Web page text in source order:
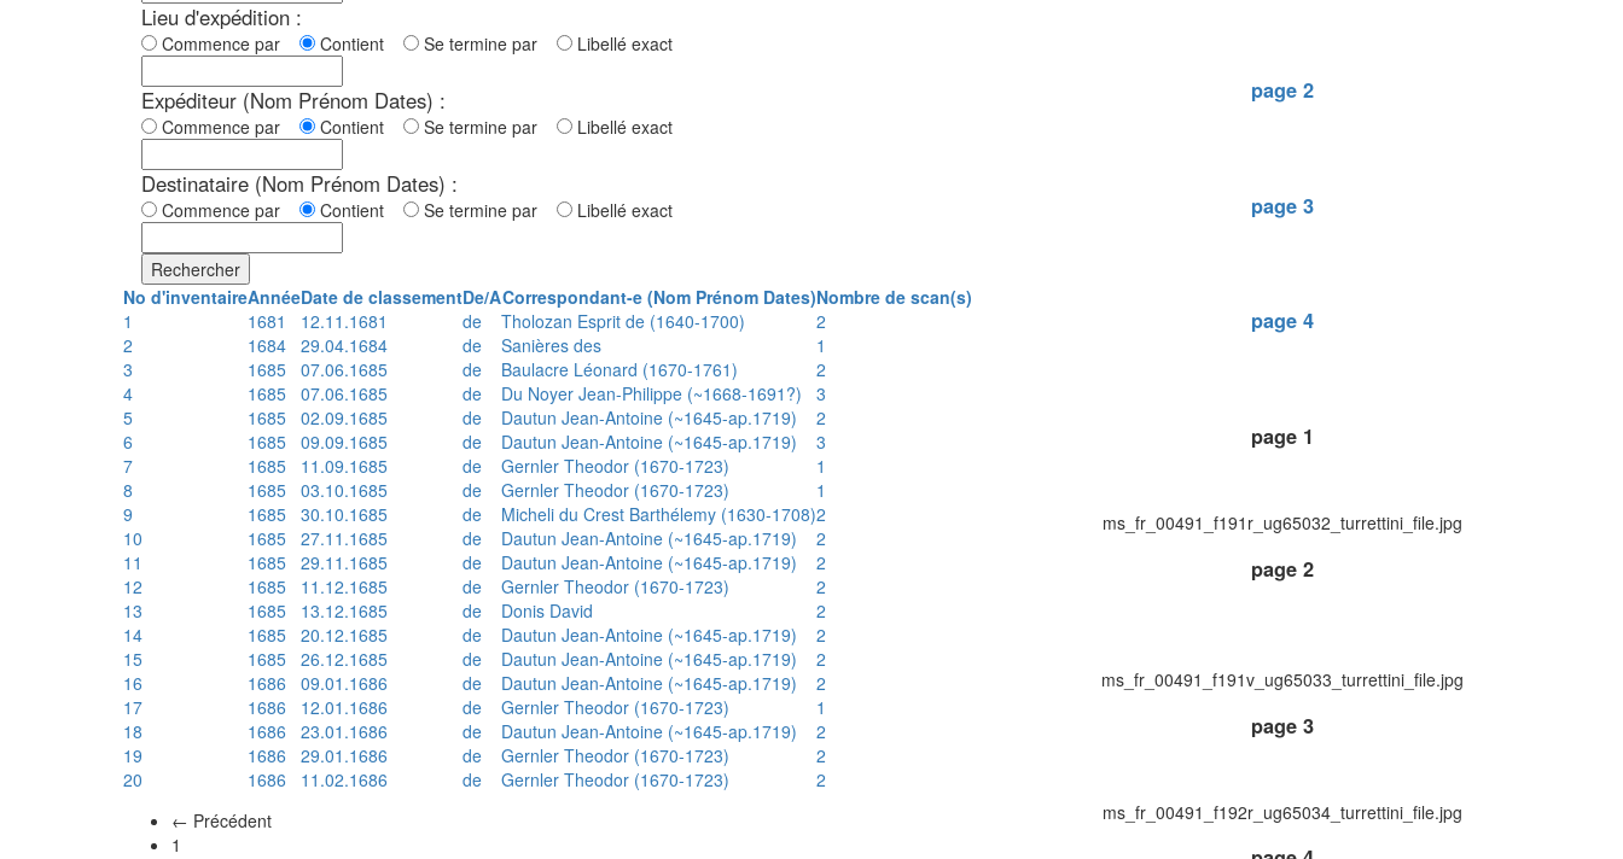
Lieu d'expédition :
Commence par Contient Se termine par Libellé exact
Expéditeur (Nom Prénom Dates) :
Commence par Contient Se termine par Libellé exact
Destinataire (Nom Prénom Dates) :
Commence par Contient Se termine par Libellé exact
Rechercher
No d'inventaireAnnéeDate de classementDe/ACorrespondant-e (Nom Prénom Dates)Nombre de scan(s)
1
1681 12.11.1681 de Tholozan Esprit de (1640-1700)
2
2
1684 29.04.1684 de Sanières des
1
3
1685 07.06.1685 de Baulacre Léonard (1670-1761)
2
4
1685 07.06.1685 de Du Noyer Jean-Philippe (~1668-1691?)
3
5
1685 02.09.1685 de Dautun Jean-Antoine (~1645-ap.1719)
2
6
1685 09.09.1685 de Dautun Jean-Antoine (~1645-ap.1719)
3
7
1685 11.09.1685 de Gernler Theodor (1670-1723)
1
8
1685 03.10.1685 de Gernler Theodor (1670-1723)
1
9
1685 30.10.1685 de Micheli du Crest Barthélemy (1630-1708)2
10
1685 27.11.1685 de Dautun Jean-Antoine (~1645-ap.1719)
2
11
1685 29.11.1685 de Dautun Jean-Antoine (~1645-ap.1719)
2
12
1685 11.12.1685 de Gernler Theodor (1670-1723)
2
13
1685 13.12.1685 de Donis David
2
14
1685 20.12.1685 de Dautun Jean-Antoine (~1645-ap.1719)
2
15
1685 26.12.1685 de Dautun Jean-Antoine (~1645-ap.1719)
2
16
1686 09.01.1686 de Dautun Jean-Antoine (~1645-ap.1719)
2
17
1686 12.01.1686 de Gernler Theodor (1670-1723)
1
18
1686 23.01.1686 de Dautun Jean-Antoine (~1645-ap.1719)
2
19
1686 29.01.1686 de Gernler Theodor (1670-1723)
2
20
1686 11.02.1686 de Gernler Theodor (1670-1723)
2
← Précédent
1
page 2
page 3
page 4
page 1
ms_fr_00491_f191r_ug65032_turrettini_file.jpg
page 2
ms_fr_00491_f191v_ug65033_turrettini_file.jpg
page 3
ms_fr_00491_f192r_ug65034_turrettini_file.jpg